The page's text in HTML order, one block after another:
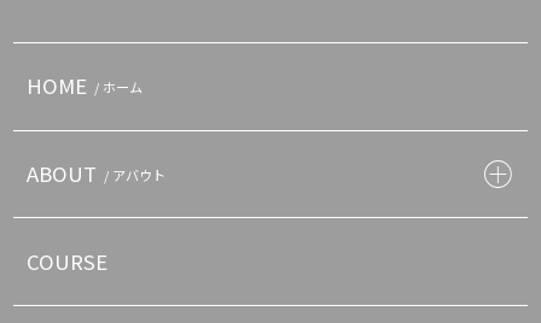
HOME / ホーム
ABOUT / アバウト
COURSE